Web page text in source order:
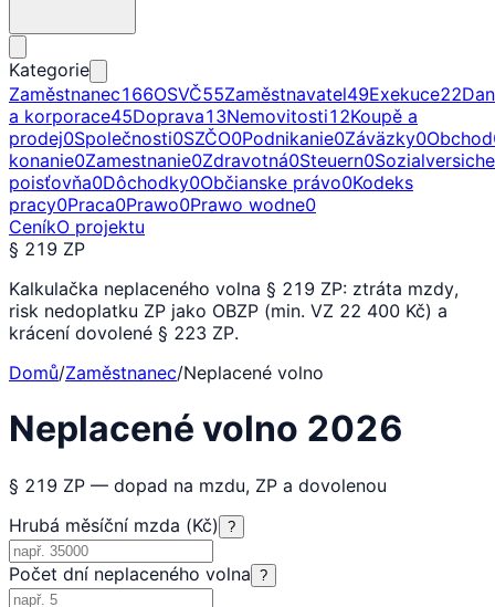
Kategorie
Zaměstnanec166OSVČ55Zaměstnavatel49Exekuce22
a korporace45Doprava13Nemovitosti12Koupě a
prodej0Společnosti0SZČO0Podnikanie0Záväzky0Obchod
konanie0Zamestnanie0Zdravotná0Steuern0
poisťovňa0Dôchodky0Občianske právo0Kodeks
pracy0Praca0Prawo0Prawo wodne0
CeníkO projektu
§ 219 ZP
Kalkulačka neplaceného volna § 219 ZP: ztráta mzdy,
risk nedoplatku ZP jako OBZP (min. VZ 22 400 Kč) a
krácení dovolené § 223 ZP.
Domů/Zaměstnanec/Neplacené volno
Neplacené volno 2026
§ 219 ZP — dopad na mzdu, ZP a dovolenou
Hrubá měsíční mzda (Kč)
?
Počet dní neplaceného volna ?